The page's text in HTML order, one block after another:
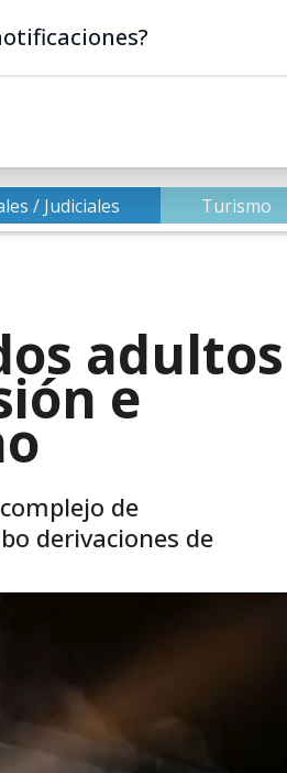
/ Judiciales Turismo
adultos
e
de
derivaciones de